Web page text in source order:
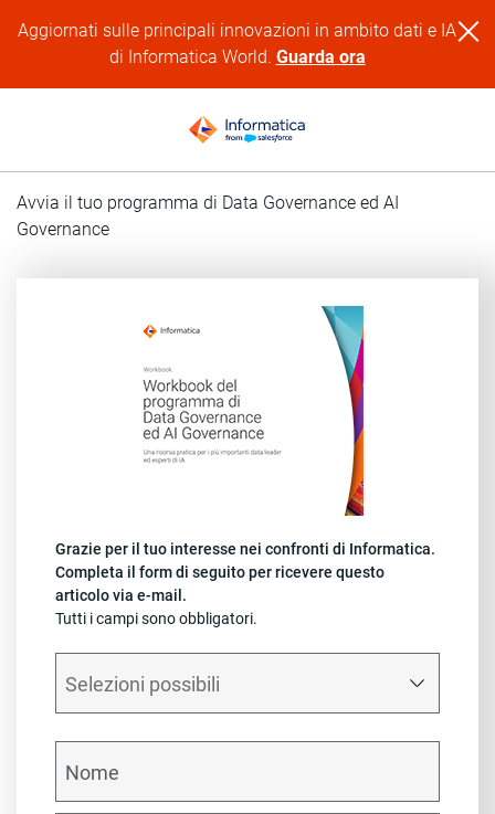
Aggiornati sulle principali innovazioni in ambito dati e IA
di Informatica World. Guarda ora
Avvia il tuo programma di Data Governance ed AI
Governance
Grazie per il tuo interesse nei confronti di Informatica.
Completa il form di seguito per ricevere questo
articolo via e-mail.
Tutti i campi sono obbligatori.